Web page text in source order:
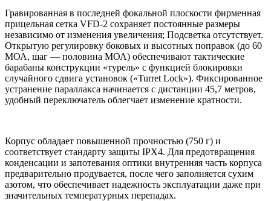
Гравированная в последней фокальной плоскости фирменная
прицельная сетка VFD-2 сохраняет постоянные размеры
независимо от изменения увеличения; Подсветка отсутствует.
Открытую регулировку боковых и высотных поправок (до 60
МОА, шаг — половина МОА) обеспечивают тактические
барабаны конструкции «турель» с функцией блокировки
случайного сдвига установок («Turret Lock»). Фиксированное
устранение параллакса начинается с дистанции 45,7 метров,
удобный переключатель облегчает изменение кратности.
Корпус обладает повышенной прочностью (750 г) и
соответствует стандарту защиты IPX4. Для предотвращения
конденсации и запотевания оптики внутренняя часть корпуса
предварительно продувается, после чего заполняется сухим
азотом, что обеспечивает надежность эксплуатации даже при
значительных температурных перепадах.